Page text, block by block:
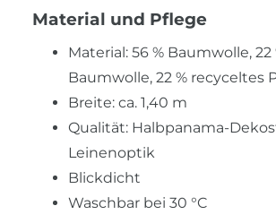
Material und Pflege
Material: 56 % Baumwolle,
Baumwolle, 22 % recyceltes
Breite: ca. 1,40 m
Qualität: Halbpanama-
Leinenoptik
Blickdicht
Waschbar bei 30 °C